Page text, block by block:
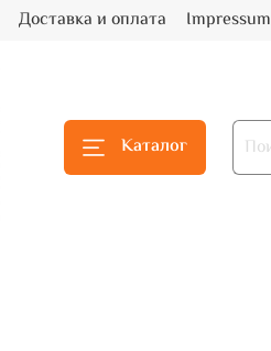
Доставка и оплата Impressum
Каталог